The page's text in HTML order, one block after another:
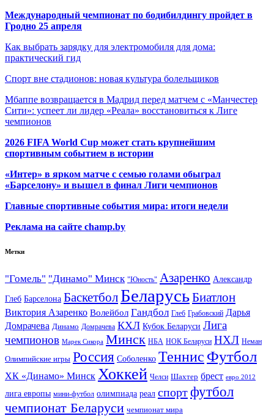
Международный чемпионат по бодибилдингу пройдет в
Гродно 25 апреля
Как выбрать зарядку для электромобиля для дома:
практический гид
Спорт вне стадионов: новая культура болельщиков
Мбаппе возвращается в Мадрид перед матчем с «Манчестер
Сити»: успеет ли лидер «Реала» восстановиться к Лиге
чемпионов
2026 FIFA World Cup может стать крупнейшим
спортивным событием в истории
«Интер» в ярком матче с семью голами обыграл
«Барселону» и вышел в финал Лиги чемпионов
Главные спортивные события мира: итоги недели
Реклама на сайте champ.by
Метки
"Гомель" "Динамо" Минск "Юность" Азаренко Александр
Глеб Барселона Баскетбол БеларусьБиатлон
Виктория Азаренко Волейбол Гандбол Глеб Грабовский Дарья
Домрачева Динамо Домрачева КХЛ Кубок Беларуси Лига
чемпионов Марек Сикора Минск НБА НОК Беларуси НХЛ Неман
Олимпийские игры Россия Соболенко Теннис Футбол
ХК «Динамо» Минск Хоккей Челси Шахтер брест евро 2012
лига европы мини-футбол олимпиада реал спортфутбол
чемпионат Беларуси чемпионат мира